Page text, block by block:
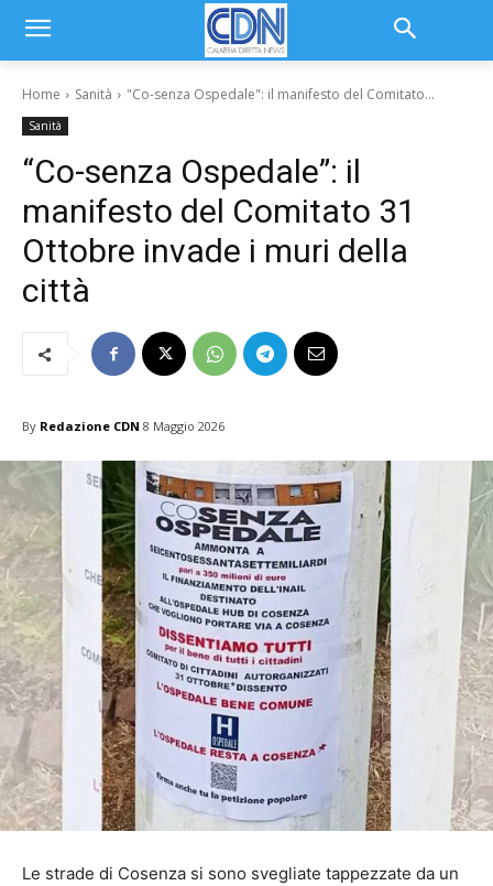
Home Sanità "Co-senza Ospedale": il manifesto del Comitato...
Sanità
“Co-senza Ospedale”: il
manifesto del Comitato 31
Ottobre invade i muri della
città
By Redazione CDN 8 Maggio 2026
Le strade di Cosenza si sono svegliate tappezzate da un